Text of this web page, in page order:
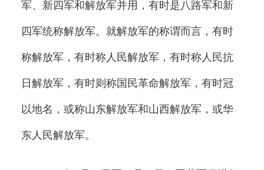
军、新四军和解放军并用，有时是八路军和新
四军统称解放军。就解放军的称谓而言，有时
称解放军，有时称人民解放军，有时称人民抗
日解放军，有时则称国民革命解放军，有时冠
以地名，或称山东解放军和山西解放军，或华
东人民解放军。